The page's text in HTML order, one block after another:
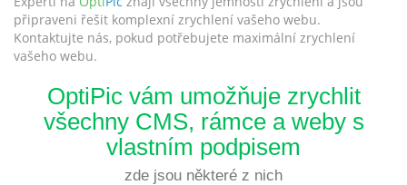
připraveni řešit komplexní zrychlení vašeho webu.
Kontaktujte nás, pokud potřebujete maximální zrychlení
vašeho webu.
OptiPic vám umožňuje zrychlit
všechny CMS, rámce a weby s
vlastním podpisem
zde jsou některé z nich